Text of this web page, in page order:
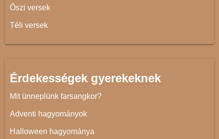
Őszi versek
Téli versek
Érdekességek gyerekeknek
Mit ünneplünk farsangkor?
Adventi hagyományok
Halloween hagyománya